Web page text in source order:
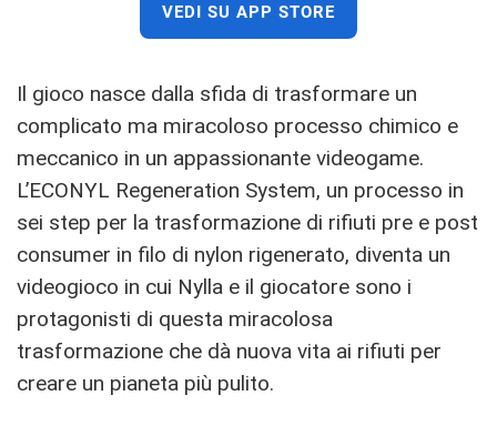
VEDI SU APP STORE
Il gioco nasce dalla sfida di trasformare un
complicato ma miracoloso processo chimico e
meccanico in un appassionante videogame.
L’ECONYL Regeneration System, un processo in
sei step per la trasformazione di rifiuti pre e post
consumer in filo di nylon rigenerato, diventa un
videogioco in cui Nylla e il giocatore sono i
protagonisti di questa miracolosa
trasformazione che dà nuova vita ai rifiuti per
creare un pianeta più pulito.